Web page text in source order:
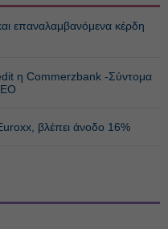
επαναλαμβανόμενα κέρδη
η Commerzbank -Σύντομα
βλέπει άνοδο 16%